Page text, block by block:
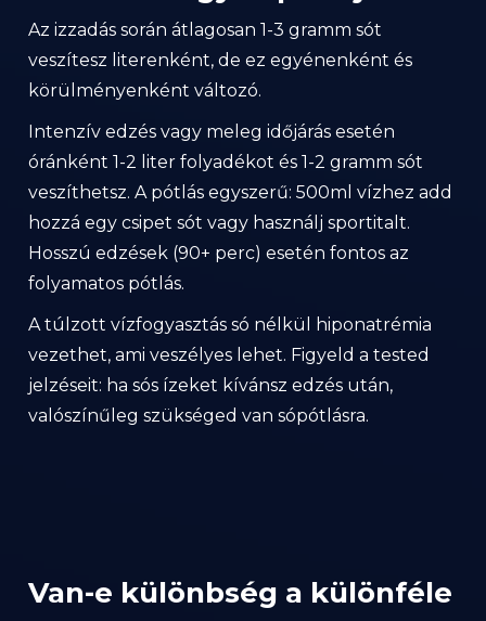
Az izzadás során átlagosan 1-3 gramm sót
veszítesz literenként, de ez egyénenként és
körülményenként változó.
Intenzív edzés vagy meleg időjárás esetén
óránként 1-2 liter folyadékot és 1-2 gramm sót
veszíthetsz. A pótlás egyszerű: 500ml vízhez add
hozzá egy csipet sót vagy használj sportitalt.
Hosszú edzések (90+ perc) esetén fontos az
folyamatos pótlás.
A túlzott vízfogyasztás só nélkül hiponatrémia
vezethet, ami veszélyes lehet. Figyeld a tested
jelzéseit: ha sós ízeket kívánsz edzés után,
valószínűleg szükséged van sópótlásra.
Van-e különbség a különféle